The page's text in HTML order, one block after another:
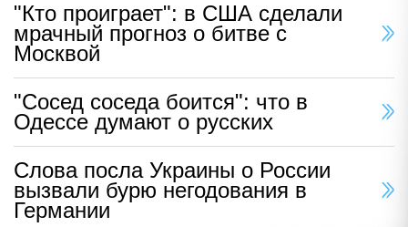
"Кто проиграет": в США сделали
мрачный прогноз о битве с
Москвой
"Сосед соседа боится": что в
Одессе думают о русских
Слова посла Украины о России
вызвали бурю негодования в
Германии